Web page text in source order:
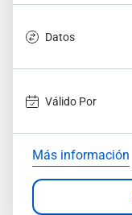
Datos
Válido Por
Más información